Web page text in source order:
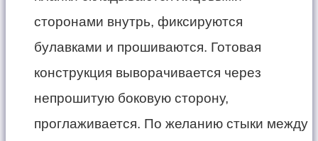
сторонами внутрь, фиксируются
булавками и прошиваются. Готовая
конструкция выворачивается через
непрошитую боковую сторону,
проглаживается. По желанию стыки между